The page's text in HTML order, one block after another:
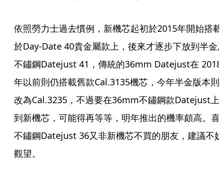
依照勞力士過去慣例，新機芯起初於2015年開始搭載
於Day-Date 40貴金屬款上，後來才逐步下放到半金
不鏽鋼Datejust 41，傳統的36mm Datejust在 2018
年以前則仍搭載舊款Cal.3135機芯，今年半金版本則
改為Cal.3235，不過要在36mm不鏽鋼款Datejust上
到新機芯，可能得再等等，明年推出的機率頗高。喜
不鏽鋼Datejust 36又非新機芯不買的朋友，建議不妨
觀望。